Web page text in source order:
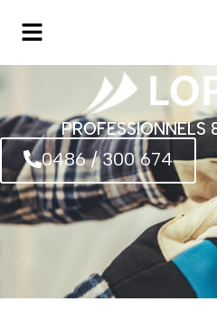
PROFESSIONNELS
0486 / 300 674